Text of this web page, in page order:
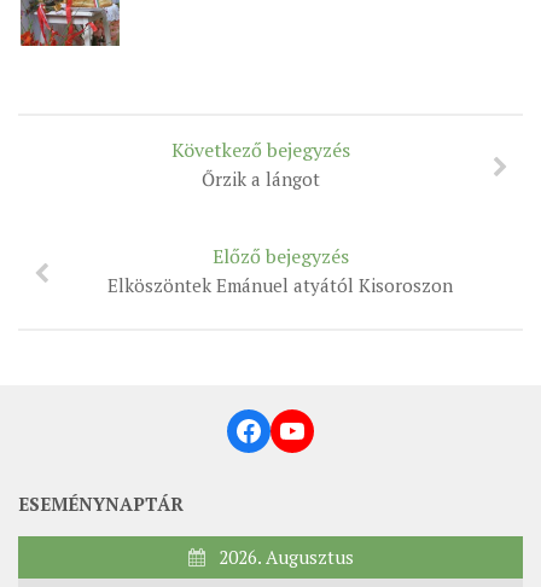
Következő bejegyzés
Őrzik a lángot
Előző bejegyzés
Elköszöntek Emánuel atyától Kisoroszon
Facebook
YouTube
ESEMÉNYNAPTÁR
2026. Augusztus